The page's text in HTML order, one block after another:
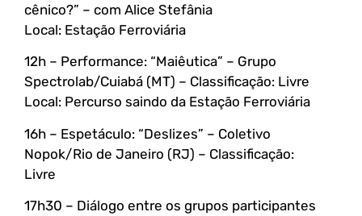
cênico?” – com Alice Stefânia
Local: Estação Ferroviária
12h – Performance: “Maiêutica” – Grupo
Spectrolab/Cuiabá (MT) – Classificação: Livre
Local: Percurso saindo da Estação Ferroviária
16h – Espetáculo: “Deslizes” – Coletivo
Nopok/Rio de Janeiro (RJ) – Classificação:
Livre
17h30 – Diálogo entre os grupos participantes